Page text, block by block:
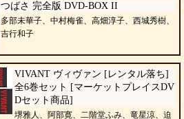
つばさ 完全版 DVD-BOX II
多部未華子、中村梅雀、高畑淳子、西城秀樹、
吉行和子
VIVANT ヴィヴァン [レンタル落ち]
全6巻セット [マーケットプレイスDV
Dセット商品]
堺雅人、阿部寛、二階堂ふみ、竜星涼、迫